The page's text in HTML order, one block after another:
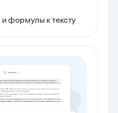
формулы к тексту